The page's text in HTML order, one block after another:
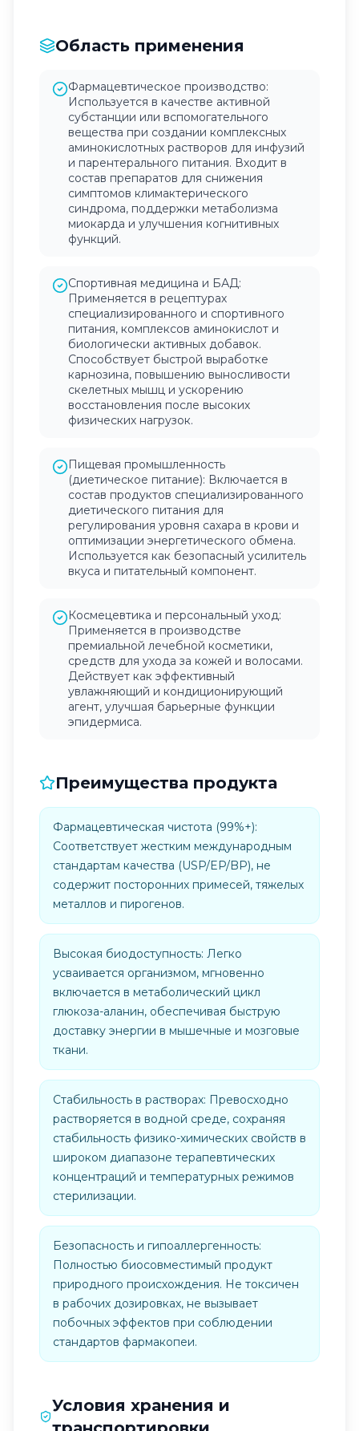
Область применения
Фармацевтическое производство:
Используется в качестве активной
субстанции или вспомогательного
вещества при создании комплексных
аминокислотных растворов для инфузий
и парентерального питания. Входит в
состав препаратов для снижения
симптомов климактерического
синдрома, поддержки метаболизма
миокарда и улучшения когнитивных
функций.
Спортивная медицина и БАД:
Применяется в рецептурах
специализированного и спортивного
питания, комплексов аминокислот и
биологически активных добавок.
Способствует быстрой выработке
карнозина, повышению выносливости
скелетных мышц и ускорению
восстановления после высоких
физических нагрузок.
Пищевая промышленность
(диетическое питание): Включается в
состав продуктов специализированного
диетического питания для
регулирования уровня сахара в крови и
оптимизации энергетического обмена.
Используется как безопасный усилитель
вкуса и питательный компонент.
Космецевтика и персональный уход:
Применяется в производстве
премиальной лечебной косметики,
средств для ухода за кожей и волосами.
Действует как эффективный
увлажняющий и кондиционирующий
агент, улучшая барьерные функции
эпидермиса.
Преимущества продукта
Фармацевтическая чистота (99%+):
Соответствует жестким международным
стандартам качества (USP/EP/BP), не
содержит посторонних примесей, тяжелых
металлов и пирогенов.
Высокая биодоступность: Легко
усваивается организмом, мгновенно
включается в метаболический цикл
глюкоза-аланин, обеспечивая быструю
доставку энергии в мышечные и мозговые
ткани.
Стабильность в растворах: Превосходно
растворяется в водной среде, сохраняя
стабильность физико-химических свойств в
широком диапазоне терапевтических
концентраций и температурных режимов
стерилизации.
Безопасность и гипоаллергенность:
Полностью биосовместимый продукт
природного происхождения. Не токсичен
в рабочих дозировках, не вызывает
побочных эффектов при соблюдении
стандартов фармакопеи.
Условия хранения и